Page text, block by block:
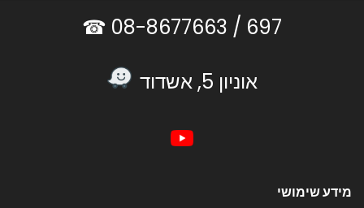
697 /
אוניון 5, אשדוד
מידע שימושי